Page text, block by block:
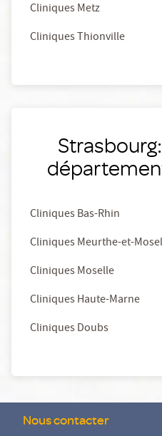
Cliniques Metz
Cliniques Thionville
Cliniques Bas-Rhin
Cliniques Meurthe-et-
Cliniques Moselle
Cliniques Haute-Marne
Cliniques Doubs
Nous contacter